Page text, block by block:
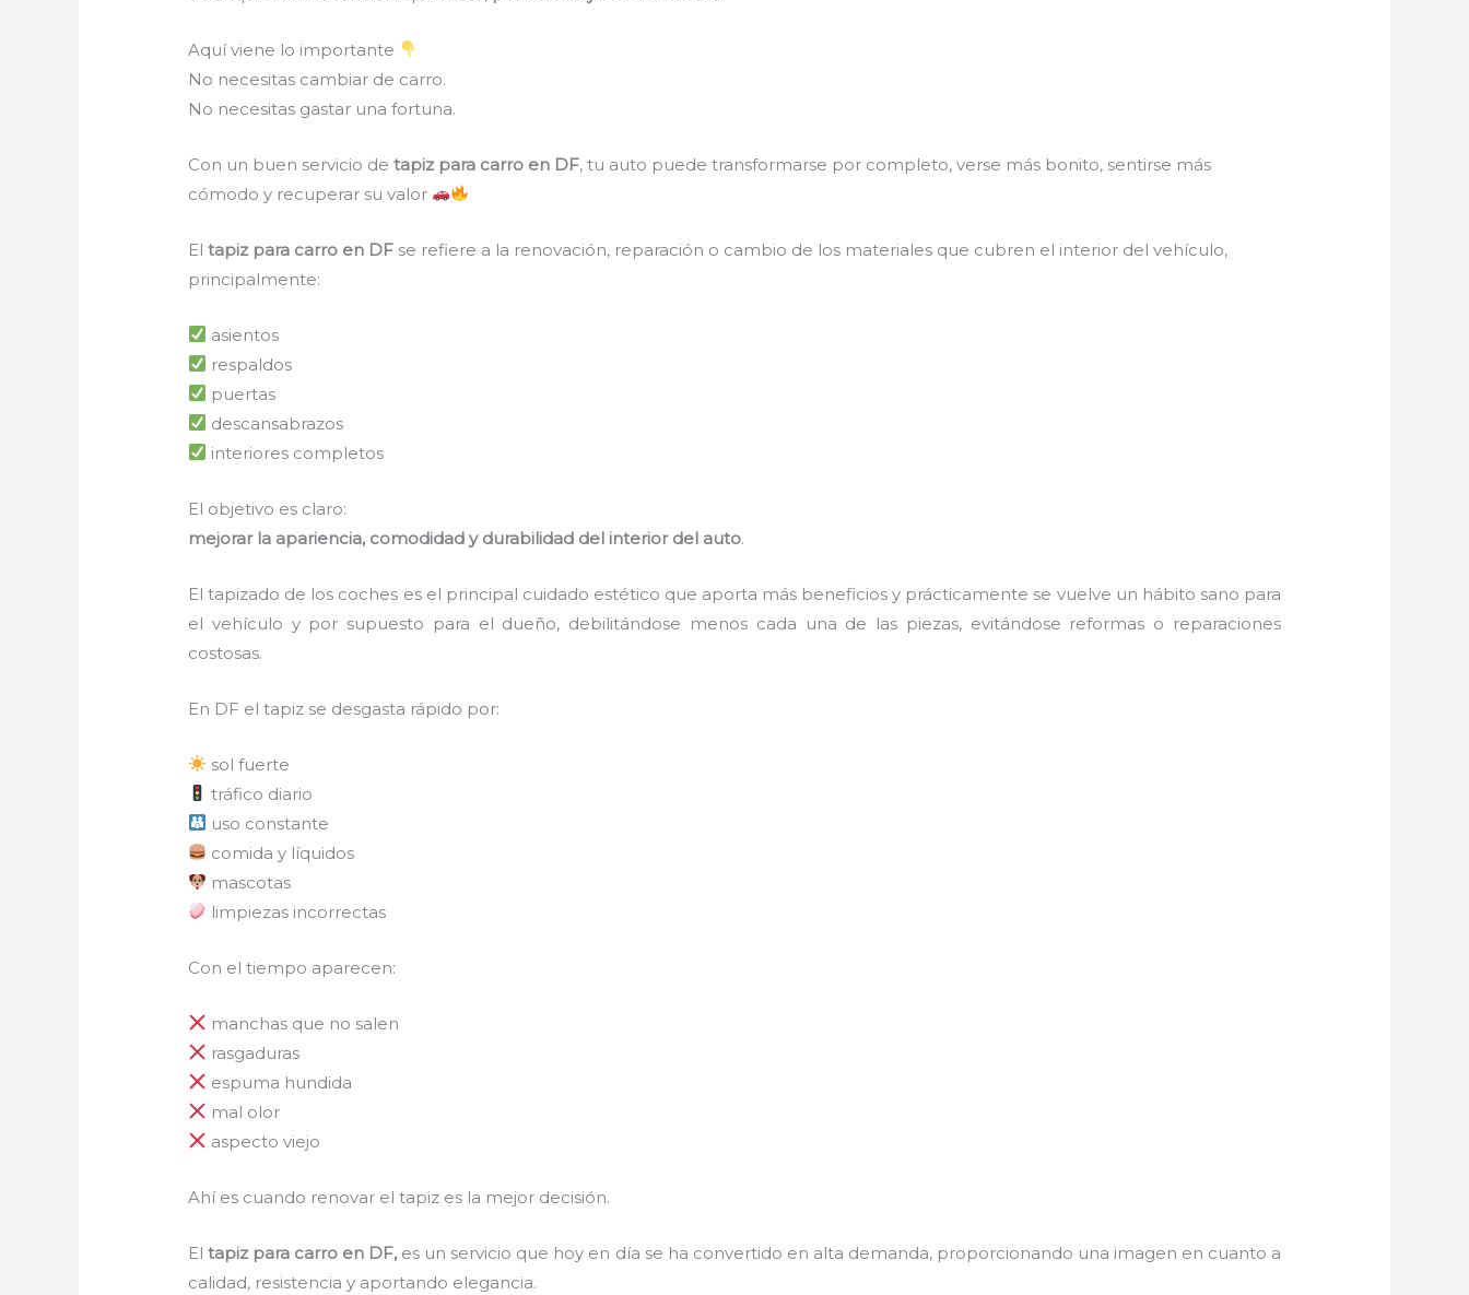
Aquí viene lo importante
No necesitas cambiar de carro.
No necesitas gastar una fortuna.
Con un buen servicio detapiz para carro en DF, tu auto puede transformarse por completo, verse más bonito, sentirse más
cómodo y recuperar su valor
Eltapiz para carro en DF se refiere a la renovación, reparación o cambio de los materiales que cubren el interior del vehículo,
principalmente:
asientos
respaldos
puertas
descansabrazos
interiores completos
El objetivo es claro:
mejorar la apariencia, comodidad y durabilidad del interior del auto.
El tapizado de los coches es el principal cuidado estético que aporta más beneficios y prácticamente se vuelve un hábito sano para
el vehículo y por supuesto para el dueño, debilitándose menos cada una de las piezas, evitándose reformas o reparaciones
costosas.
En DF el tapiz se desgasta rápido por:
sol fuerte
tráfico diario
uso constante
comida y líquidos
mascotas
limpiezas incorrectas
Con el tiempo aparecen:
manchas que no salen
rasgaduras
espuma hundida
mal olor
aspecto viejo
Ahí es cuando renovar el tapiz es la mejor decisión.
El tapiz para carro en DF, es un servicio que hoy en día se ha convertido en alta demanda, proporcionando una imagen en cuanto a
calidad, resistencia y aportando elegancia.